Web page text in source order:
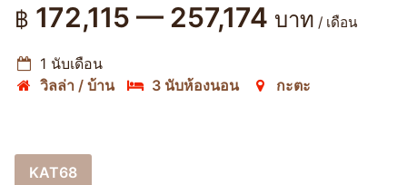
฿ 172,115 — 257,174 บาท / เดือน
1 นับเดือน
วิลล่า / บ้าน
3 นับห้องนอน กะตะ
KAT68